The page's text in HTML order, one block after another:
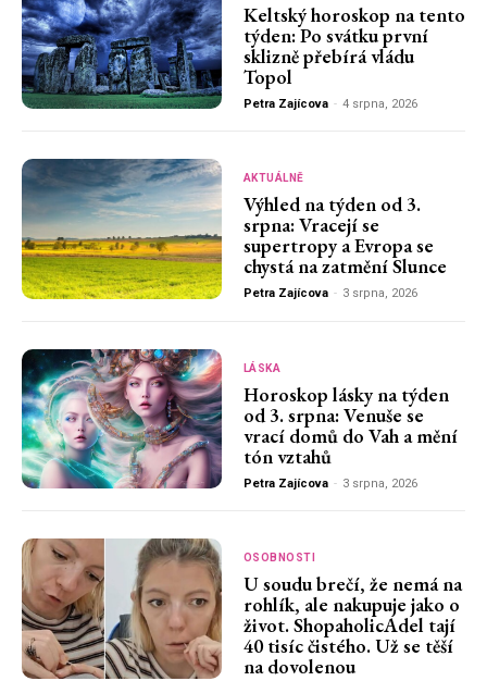
Keltský horoskop na tento
týden: Po svátku první
sklizně přebírá vládu
Topol
Petra Zajícova - 4 srpna, 2026
AKTUÁLNĚ
Výhled na týden od 3.
srpna: Vracejí se
supertropy a Evropa se
chystá na zatmění Slunce
Petra Zajícova - 3 srpna, 2026
LÁSKA
Horoskop lásky na týden
od 3. srpna: Venuše se
vrací domů do Vah a mění
tón vztahů
Petra Zajícova - 3 srpna, 2026
OSOBNOSTI
U soudu brečí, že nemá na
rohlík, ale nakupuje jako o
život. ShopaholicAdel tají
40 tisíc čistého. Už se těší
na dovolenou